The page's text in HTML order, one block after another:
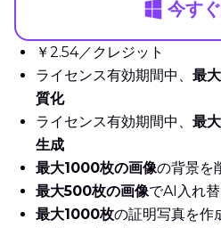
今す
￥2.54／クレジット
ライセンス有効期間中、 最
質化
ライセンス有効期間中、 最
生成
最大1000枚の画像の背景を
最大500枚の画像でAI入れ
最大1000枚の証明写真を作